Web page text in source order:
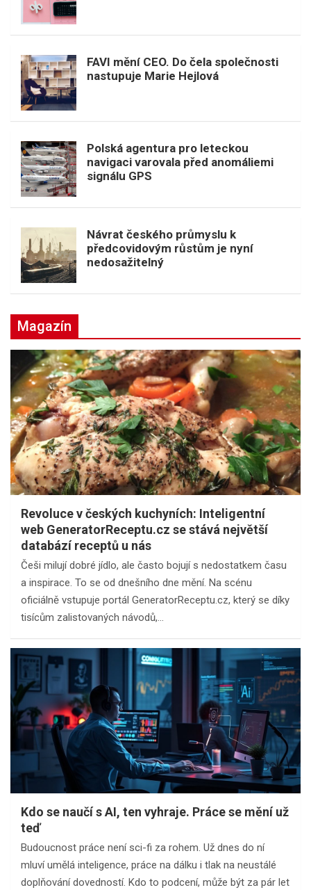
FAVI mění CEO. Do čela společnosti
nastupuje Marie Hejlová
Polská agentura pro leteckou
navigaci varovala před anomáliemi
signálu GPS
Návrat českého průmyslu k
předcovidovým růstům je nyní
nedosažitelný
Magazín
Revoluce v českých kuchyních: Inteligentní
web GeneratorReceptu.cz se stává největší
databází receptů u nás
Češi milují dobré jídlo, ale často bojují s nedostatkem času
a inspirace. To se od dnešního dne mění. Na scénu
oficiálně vstupuje portál GeneratorReceptu.cz, který se díky
tisícům zalistovaných návodů,…
Kdo se naučí s AI, ten vyhraje. Práce se mění už
teď
Budoucnost práce není sci-fi za rohem. Už dnes do ní
mluví umělá inteligence, práce na dálku i tlak na neustálé
doplňování dovedností. Kdo to podcení, může být za pár let